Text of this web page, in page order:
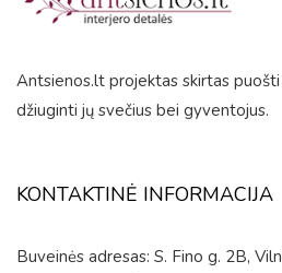
Antsienos.lt projektas skirtas puošti
džiuginti jų svečius bei gyventojus.
KONTAKTINĖ INFORMACIJA
Buveinės adresas: S. Fino g. 2B,